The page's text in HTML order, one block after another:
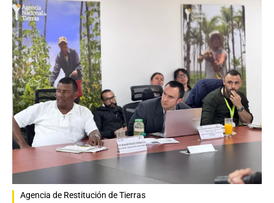
Agencia de Restitución de Tierras